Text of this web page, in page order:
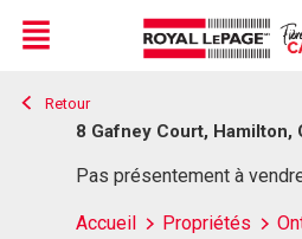
Live
En Direct
Menu
Retour
8 Gafney Court, Hamilton,
Pas présentement à
Accueil Propriétés